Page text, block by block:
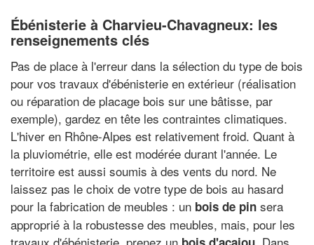
Ébénisterie à Charvieu-Chavagneux: les
renseignements clés
Pas de place à l'erreur dans la sélection du type de bois
pour vos travaux d'ébénisterie en extérieur (réalisation
ou réparation de placage bois sur une bâtisse, par
exemple), gardez en tête les contraintes climatiques.
L'hiver en Rhône-Alpes est relativement froid. Quant à
la pluviométrie, elle est modérée durant l'année. Le
territoire est aussi soumis à des vents du nord. Ne
laissez pas le choix de votre type de bois au hasard
pour la fabrication de meubles : un bois de pin sera
approprié à la robustesse des meubles, mais, pour les
travaux d'ébénisterie, prenez un
. Dans